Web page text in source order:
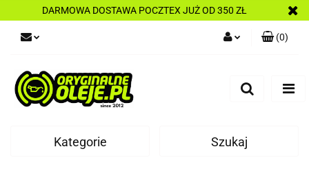
DARMOWA DOSTAWA POCZTEX JUŻ OD 350 ZŁ
(0)
Kategorie Szukaj